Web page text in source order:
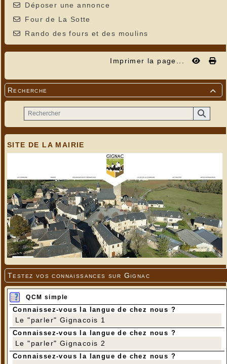
Déposer une annonce
Four de La Sotte
Rando des fours et des moulins
Imprimer la page...

Recherche
SITE DE LA MAIRIE
Testez vos connaissances sur Gignac
QCM simple
Connaissez-vous la langue de chez nous ?
Le "parler" Gignacois 1
Connaissez-vous la langue de chez nous ?
Le "parler" Gignacois 2
Connaissez-vous la langue de chez nous ?